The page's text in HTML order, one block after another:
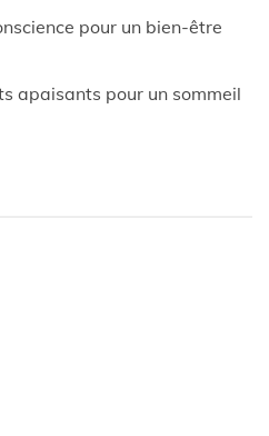
pour un bien-être
apaisants pour un sommeil